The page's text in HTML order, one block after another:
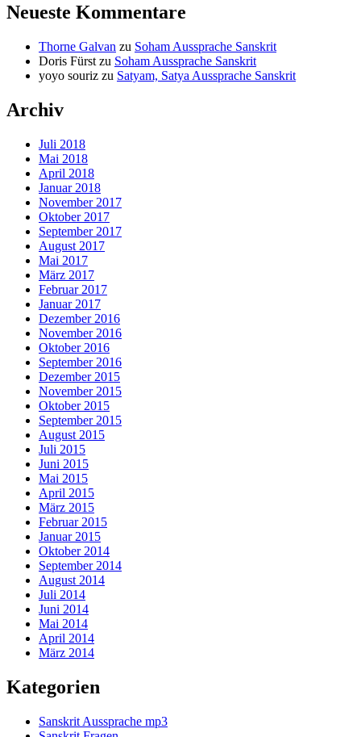
Neueste Kommentare
Thorne Galvan zu Soham Aussprache Sanskrit
Doris Fürst zu Soham Aussprache Sanskrit
yoyo souriz zu Satyam, Satya Aussprache Sanskrit
Archiv
Juli 2018
Mai 2018
April 2018
Januar 2018
November 2017
Oktober 2017
September 2017
August 2017
Mai 2017
März 2017
Februar 2017
Januar 2017
Dezember 2016
November 2016
Oktober 2016
September 2016
Dezember 2015
November 2015
Oktober 2015
September 2015
August 2015
Juli 2015
Juni 2015
Mai 2015
April 2015
März 2015
Februar 2015
Januar 2015
Oktober 2014
September 2014
August 2014
Juli 2014
Juni 2014
Mai 2014
April 2014
März 2014
Kategorien
Sanskrit Aussprache mp3